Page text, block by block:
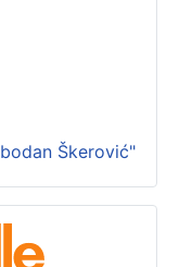
Škerović"